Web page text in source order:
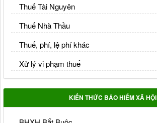
Thuế Tài Nguyên
Thuế Nhà Thầu
Thuế, phí, lệ phí khác
Xử lý vi phạm thuế
KIẾN THỨC BẢO HIỂM XÃ HỘI